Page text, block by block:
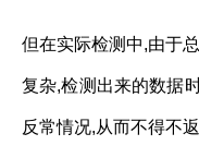
但在实际检测中,由于
复杂,检测出来的数据
反常情况,从而不得不